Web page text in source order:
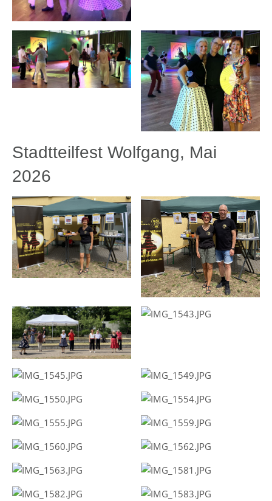
Stadtteilfest Wolfgang, Mai
2026